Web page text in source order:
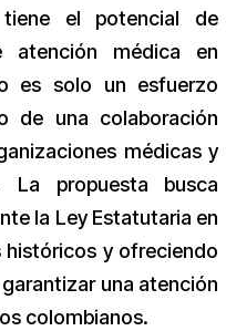
el potencial de
atención médica en
es solo un esfuerzo
de una colaboración
médicas y
La propuesta busca
la Ley Estatutaria en
históricos y ofreciendo
una atención
colombianos.